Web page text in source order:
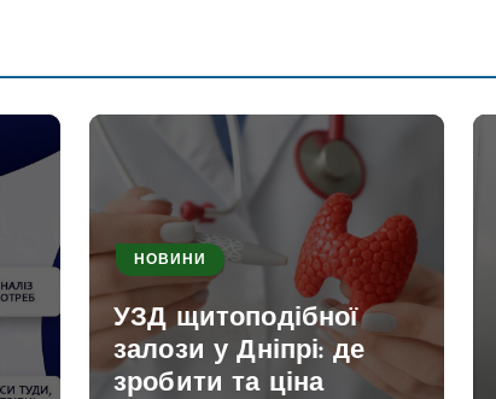
НОВИНИ
УЗД щитоподібної
залози у Дніпрі: де
зробити та ціна